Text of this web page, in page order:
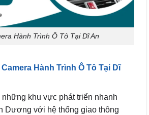
Hành Trình Ô Tô Tại Dĩ An
Hành Trình Ô Tô Tại Dĩ
những khu vực phát triển nhanh
Dương với hệ thống giao thông